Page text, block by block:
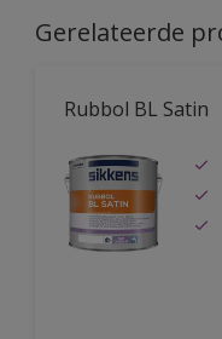
Gerelateerde
Rubbol BL Satin